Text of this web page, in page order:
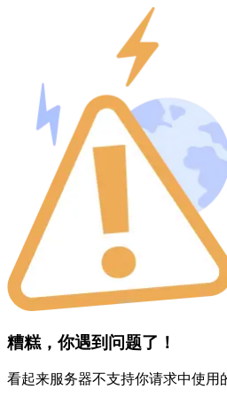
糟糕，你遇到问题了！
看起来服务器不支持你请求中使用